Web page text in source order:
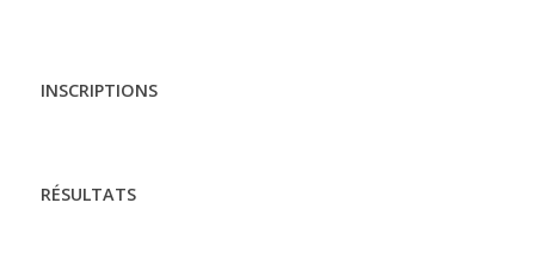
INSCRIPTIONS
RÉSULTATS